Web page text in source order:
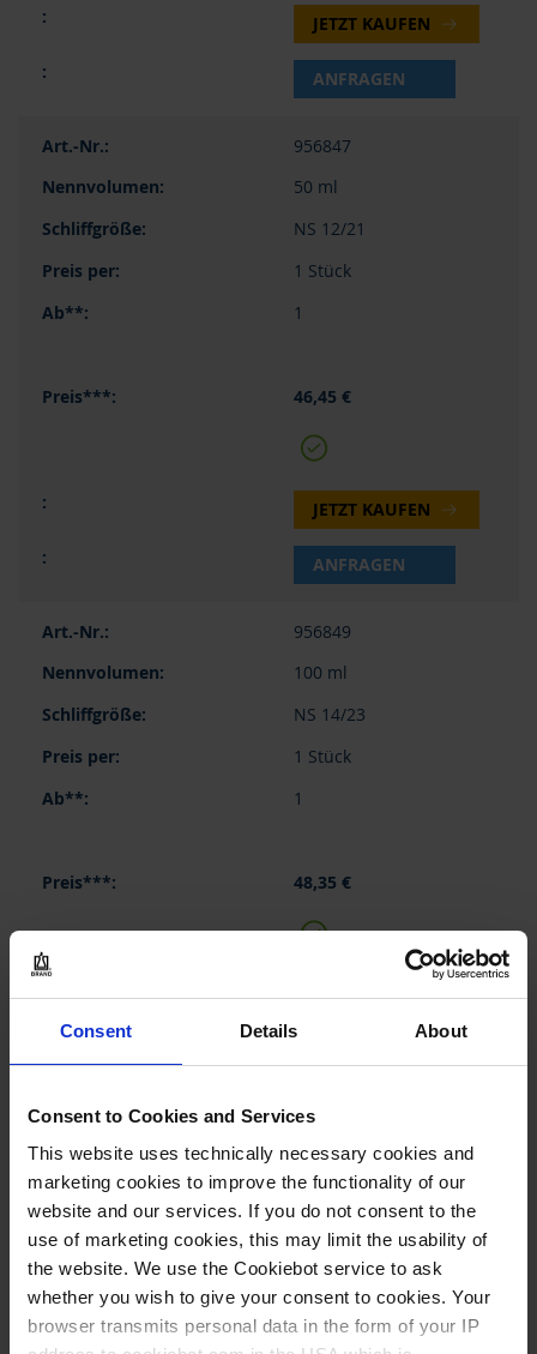
Consent Details About
Consent to Cookies and Services
This website uses technically necessary cookies and
marketing cookies to improve the functionality of our
website and our services. If you do not consent to the
use of marketing cookies, this may limit the usability of
the website. We use the Cookiebot service to ask
whether you wish to give your consent to cookies. Your
browser transmits personal data in the form of your IP
JETZT KAUFEN
ANFRAGEN
956847
50 ml
NS 12/21
1 Stück
1
46,45 €
JETZT KAUFEN
ANFRAGEN
956849
100 ml
NS 14/23
1 Stück
1
48,35 €
JETZT KAUFEN
956850
200 ml
NS 14/23
1 Stück